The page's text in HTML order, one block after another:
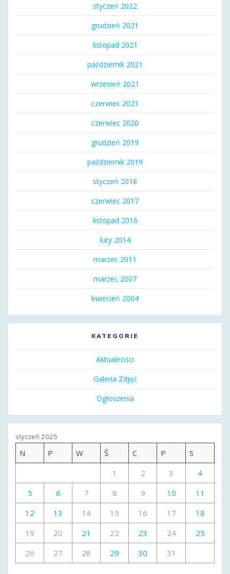
styczeń 2022
grudzień 2021
listopad 2021
październik 2021
wrzesień 2021
czerwiec 2021
czerwiec 2020
grudzień 2019
październik 2019
styczeń 2018
czerwiec 2017
listopad 2016
luty 2014
marzec 2011
marzec 2007
kwiecień 2004
KATEGORIE
Aktualności
Galeria Zdjęć
Ogłoszenia
styczeń 2025
N P W Ś C P
S
1
2 3
4
5
6 7 8 9 10
11
12
13 14 15 16 17
18
19
20 21 22 23 24
25
26
27 28 29 30 31